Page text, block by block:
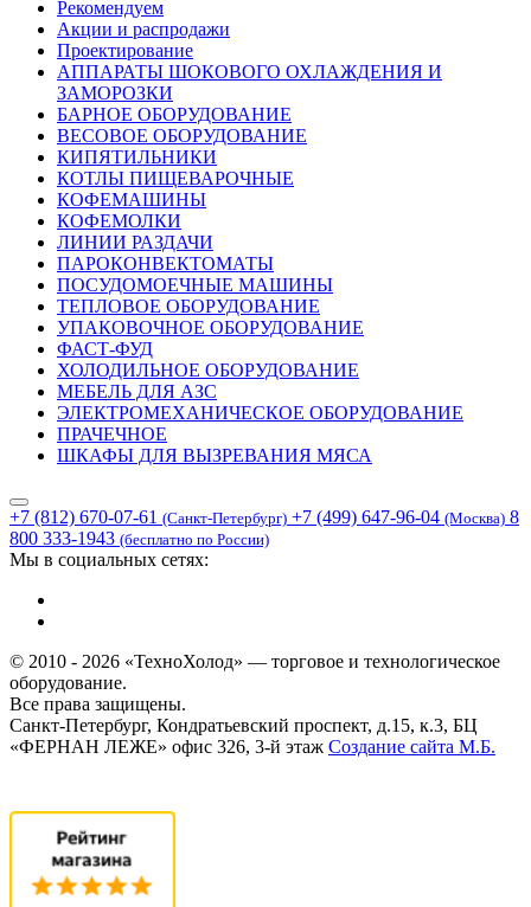
Рекомендуем
Акции и распродажи
Проектирование
АППАРАТЫ ШОКОВОГО ОХЛАЖДЕНИЯ И
ЗАМОРОЗКИ
БАРНОЕ ОБОРУДОВАНИЕ
ВЕСОВОЕ ОБОРУДОВАНИЕ
КИПЯТИЛЬНИКИ
КОТЛЫ ПИЩЕВАРОЧНЫЕ
КОФЕМАШИНЫ
КОФЕМОЛКИ
ЛИНИИ РАЗДАЧИ
ПАРОКОНВЕКТОМАТЫ
ПОСУДОМОЕЧНЫЕ МАШИНЫ
ТЕПЛОВОЕ ОБОРУДОВАНИЕ
УПАКОВОЧНОЕ ОБОРУДОВАНИЕ
ФАСТ-ФУД
ХОЛОДИЛЬНОЕ ОБОРУДОВАНИЕ
МЕБЕЛЬ ДЛЯ АЗС
ЭЛЕКТРОМЕХАНИЧЕСКОЕ ОБОРУДОВАНИЕ
ПРАЧЕЧНОЕ
ШКАФЫ ДЛЯ ВЫЗРЕВАНИЯ МЯСА
+7 (812) 670-07-61 (Санкт-Петербург) +7 (499) 647-96-04 (Москва) 8
800 333-1943 (бесплатно по России)
Мы в социальных сетях:
© 2010 - 2026 «ТехноХолод» — торговое и технологическое
оборудование.
Все права защищены.
Санкт-Петербург, Кондратьевский проспект, д.15, к.3, БЦ
«ФЕРНАН ЛЕЖЕ» офис 326, 3-й этаж Создание сайта М.Б.